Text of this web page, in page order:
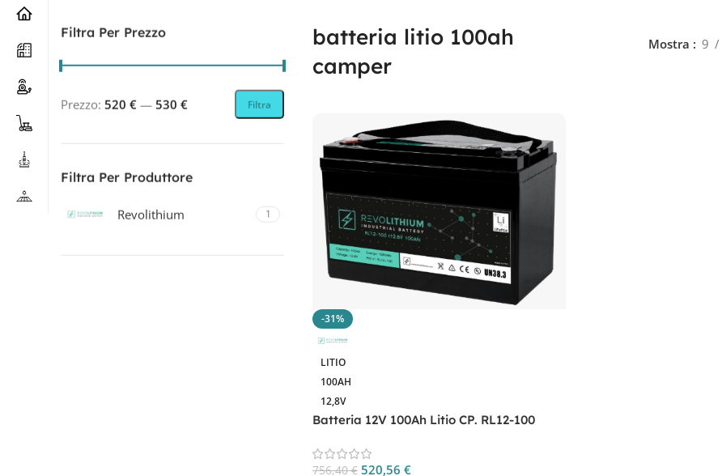
Filtra Per Prezzo
Filtra
Prezzo: 520 € — 530 €
Filtra Per Produttore
Revolithium 1
batteria litio 100ah
camper
Mostra 9
-31%
LITIO
100AH
12,8V
Batteria 12V 100Ah Litio CP. RL12-100
756,40€ 520,56 €